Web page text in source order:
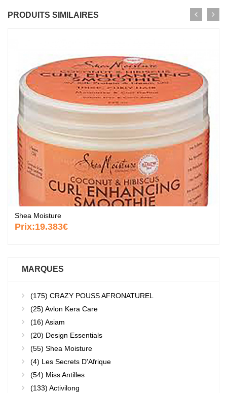
PRODUITS SIMILAIRES
Shea Moisture
Prix:19.383€
MARQUES
(175) CRAZY POUSS AFRONATUREL
(25) Avlon Kera Care
(16) Asiam
(20) Design Essentials
(55) Shea Moisture
(4) Les Secrets D'Afrique
(54) Miss Antilles
(133) Activilong